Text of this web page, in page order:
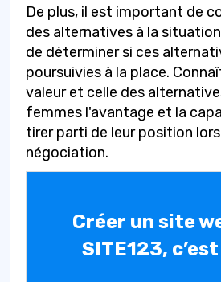
De plus, il est important de
des alternatives à la
de déterminer si ces
poursuivies à la place.
valeur et celle des
femmes l'avantage et la
tirer parti de leur position
négociation.
Créer un site
SITE123,